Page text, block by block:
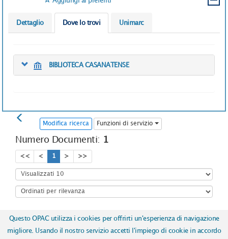
Questo OPAC utilizza i cookies per offrirti un'esperienza di navigazione
migliore. Usando il nostro servizio accetti l'impiego di cookie in accordo
Dettaglio Dove lo trovi Unimarc
BIBLIOTECA CASANATENSE
Modifica ricerca Funzioni di servizio
Numero Documenti: 1
<< < 1 > >>
ICCU | Istituto Centrale per il Catalogo Unico